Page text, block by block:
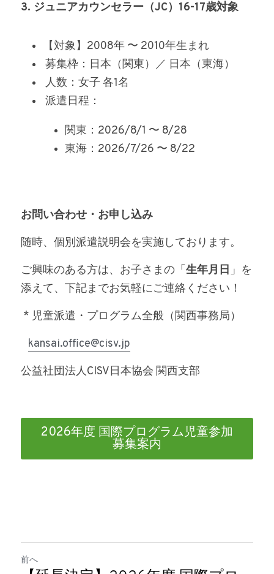
3. ジュニアカウンセラー（JC）16-17歳対象
【対象】2008年 〜 2010年生まれ
募集枠：日本（関東）／ 日本（東海）
人数：女子 各1名
派遣日程：
関東：2026/8/1 〜 8/28
東海：2026/7/26 〜 8/22
お問い合わせ・お申し込み
随時、個別派遣説明会を実施しております。
ご興味のある方は、お子さまの「 生年月日 」を
添えて、下記までお気軽にご連絡ください！
* 児童派遣・プログラム全般（関西事務局）
kansai.office@cisv.jp
公益社団法人CISV日本協会 関西支部
2026年度 国際プログラム児童参加
募集案内
前へ